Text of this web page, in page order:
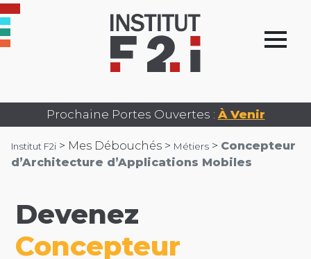
Prochaine Portes Ouvertes : À Venir
Institut F2i > Mes Débouchés > Métiers > Concepteur
d’Architecture d’Applications Mobiles
Devenez
Concepteur